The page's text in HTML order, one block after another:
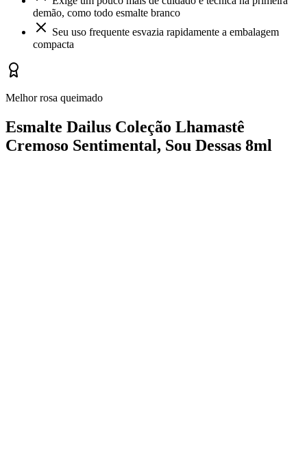
demão, como todo esmalte branco
Seu uso frequente esvazia rapidamente a embalagem
compacta
Melhor rosa queimado
Esmalte Dailus Coleção Lhamastê
Cremoso Sentimental, Sou Dessas 8ml